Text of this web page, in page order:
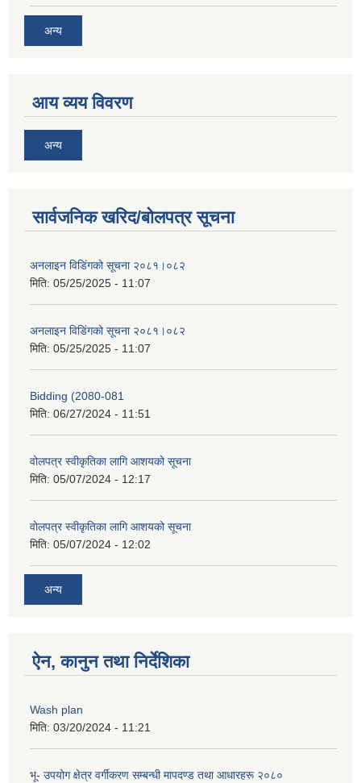
अन्य
आय व्यय विवरण
अन्य
सार्वजनिक खरिद/बोलपत्र सूचना
अनलाइन विडि‌ं‍गको सूचना २०८१।०८२
मिति: 05/25/2025 - 11:07
अनलाइन विडि‌ं‍गको सूचना २०८१।०८२
मिति: 05/25/2025 - 11:07
Bidding (2080-081
मिति: 06/27/2024 - 11:51
वोलपत्र स्वीकृतिका लागि आशयको सूचना
मिति: 05/07/2024 - 12:17
वोलपत्र स्वीकृतिका लागि आशयको सूचना
मिति: 05/07/2024 - 12:02
अन्य
ऐन, कानुन तथा निर्देशिका
Wash plan
मिति: 03/20/2024 - 11:21
भू- उपयोग क्षेत्र वर्गीकरण सम्बन्धी मापदण्ड तथा आधारहरू २०८०